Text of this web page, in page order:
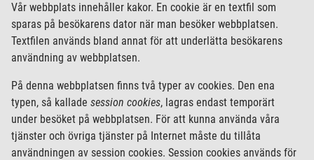
Vår webbplats innehåller kakor. En cookie är en textfil som
sparas på besökarens dator när man besöker webbplatsen.
Textfilen används bland annat för att underlätta besökarens
användning av webbplatsen.
På denna webbplatsen finns två typer av cookies. Den ena
typen, så kallade session cookies, lagras endast temporärt
under besöket på webbplatsen. För att kunna använda våra
tjänster och övriga tjänster på Internet måste du tillåta
användningen av session cookies. Session cookies används för